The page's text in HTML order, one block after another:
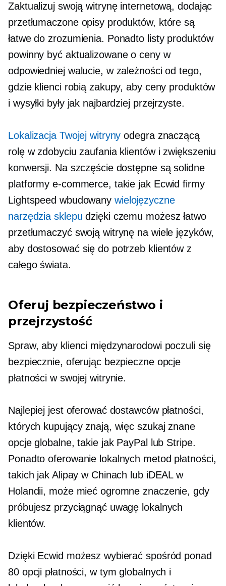
Zaktualizuj swoją witrynę internetową, dodając
przetłumaczone opisy produktów, które są
łatwe do zrozumienia. Ponadto listy produktów
powinny być aktualizowane o ceny w
odpowiedniej walucie, w zależności od tego,
gdzie klienci robią zakupy, aby ceny produktów
i wysyłki były jak najbardziej przejrzyste.
Lokalizacja Twojej witryny odegra znaczącą
rolę w zdobyciu zaufania klientów i zwiększeniu
konwersji. Na szczęście dostępne są solidne
platformy e-commerce, takie jak Ecwid firmy
Lightspeed wbudowany wielojęzyczne
narzędzia sklepu dzięki czemu możesz łatwo
przetłumaczyć swoją witrynę na wiele języków,
aby dostosować się do potrzeb klientów z
całego świata.
Oferuj bezpieczeństwo i
przejrzystość
Spraw, aby klienci międzynarodowi poczuli się
bezpiecznie, oferując bezpieczne opcje
płatności w swojej witrynie.
Najlepiej jest oferować dostawców płatności,
których kupujący znają, więc szukaj znane
opcje globalne, takie jak PayPal lub Stripe.
Ponadto oferowanie lokalnych metod płatności,
takich jak Alipay w Chinach lub iDEAL w
Holandii, może mieć ogromne znaczenie, gdy
próbujesz przyciągnąć uwagę lokalnych
klientów.
Dzięki Ecwid możesz wybierać spośród ponad
80 opcji płatności, w tym globalnych i